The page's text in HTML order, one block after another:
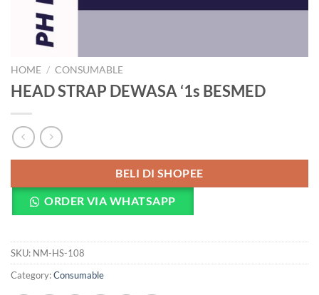
HOME / CONSUMABLE
HEAD STRAP DEWASA ‘1s BESMED
BELI DI SHOPEE
ORDER VIA WHATSAPP
SKU: NM-HS-108
Category:Consumable